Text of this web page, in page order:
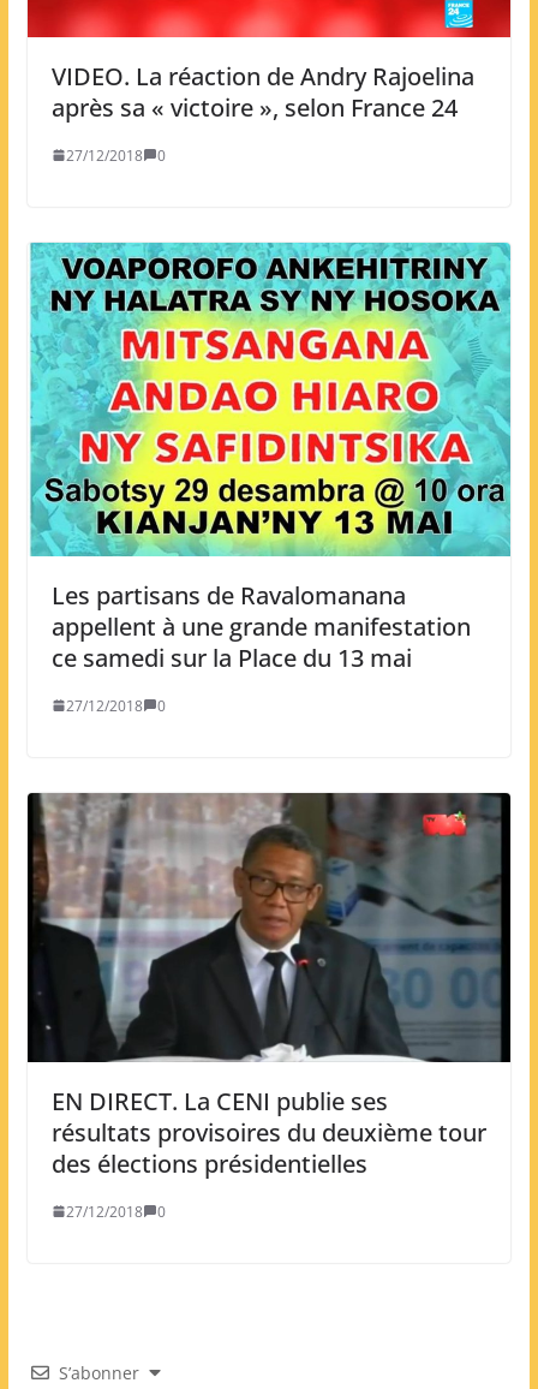
VIDEO. La réaction de Andry Rajoelina
après sa « victoire », selon France 24
27/12/2018 0
Les partisans de Ravalomanana
appellent à une grande manifestation
ce samedi sur la Place du 13 mai
27/12/2018 0
EN DIRECT. La CENI publie ses
résultats provisoires du deuxième tour
des élections présidentielles
27/12/2018 0
S’abonner